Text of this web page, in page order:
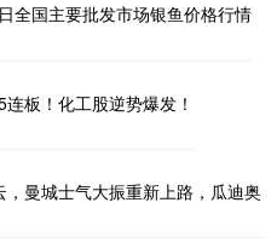
全国主要批发市场银鱼价格行情
板！化工股逆势爆发！
，曼城士气大振重新上路，瓜迪奥